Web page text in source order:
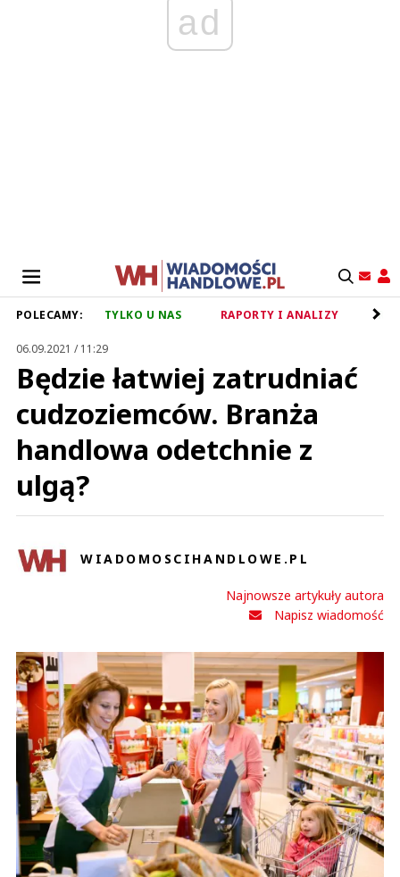
ad
POLECAMY: TYLKO U NAS RAPORTY I ANALIZY
06.09.2021 / 11:29
Będzie łatwiej zatrudniać
cudzoziemców. Branża
handlowa odetchnie z
ulgą?
WIADOMOSCIHANDLOWE.PL
Najnowsze artykuły autora
Napisz wiadomość